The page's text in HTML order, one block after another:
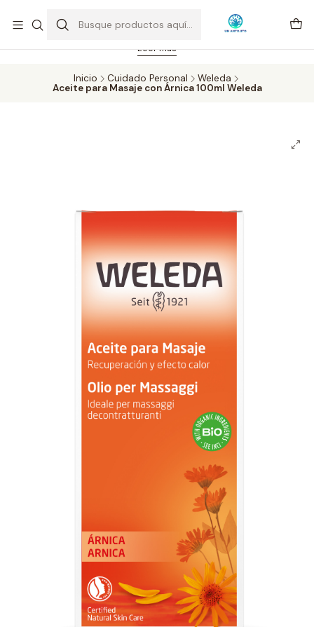
Feriado 21-05-2026 atención hasta las 14 hrs. Envío GRATIS mismo
día solo área Metropolitana Santiago por compras desde CLP 39.900.
Pedidos hasta 16 hrs., sábados y domingos hasta 14 hrs.
Leer más
Inicio Cuidado Personal
Weleda
Aceite para Masaje con Árnica 100ml Weleda